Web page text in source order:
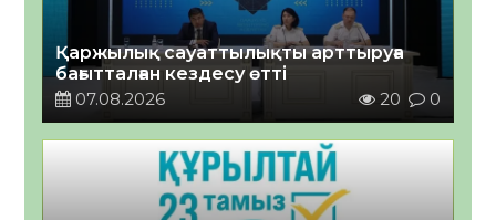
Қаржылық сауаттылықты арттыруға
бағытталған кездесу өтті
07.08.2026
20 0